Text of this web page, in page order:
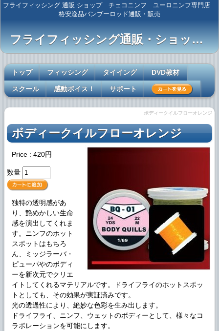
フライフィッシング 通販 ショップ チェコニンフ ユーロニンフ専門店
格安逸品バンブーロッド通販・販売
フライフィッシング通販・ショップ 【Complete Angler】
トップ フィッシング タイイング DVD教材
スクール 感動ボイス！ サポート
ボディークイルフローオレンジ
ボディークイルフローオレンジ
Price : 420円
数量
独特の透明感があ
り、艶めかしい生命
感を演出してくれま
す。ニンフのホット
スポットはもちろ
ん、ミッジラーバ・
ピューパやのボディ
ーを新次元でクリエ
イトしてくれるマテリアルです。ドライフライのホットスポッ
トとしても、その効果が実証済みです。
光の透過性により、絶妙な色彩を生み出します。
ドライフライ、ニンフ、ウェットのボディーとして、様々なコ
ラボレーションを可能にします。